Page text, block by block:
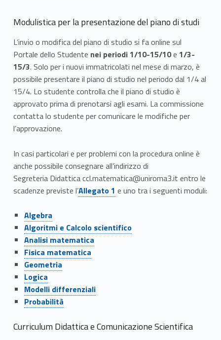
I
s
c
r
i
t
t
i
a
a
.
2
0
2
4
Modulistica per la presentazione del piano di studi
L’invio o modifica del piano di studio si fa online sul
Portale dello Studente nei periodi1/10-15/10e 1/3-
15/3. Solo per i nuovi immatricolati nel mese di marzo, è
possibile presentare il piano di studio nel periodo dal 1/4 al
15/4. Lo studente controlla che il piano di studio è
approvato prima di prenotarsi agli esami. La commissione
contatta lo studente per comunicare le modifiche per
l’approvazione.
In casi particolari e per problemi con la procedura online è
anche possibile consegnare all’indirizzo di
Segreteria Didattica ccl.matematica@uniroma3.it entro le
scadenze previste l’Link identifier #identifier__141877-1
Allegato 1 e uno tra i seguenti moduli:
Link identifier #identifier__67130-1
Algebra
Link identifier #identifier__132429-2
Algoritmi e Calcolo scientifico
Link identifier #identifier__187582-3
Analisi matematica
Link identifier #identifier__14959-4
Fisica matematica
Link identifier #identifier__41527-5
Geometria
Link identifier #identifier__184620-6
Logica
Link identifier #identifier__18457-7
Modelli differenziali
Link identifier #identifier__59054-8
Probabilità
AlgebraLink identifier #identifier__162172-2
Link identifier #identifier__117909-3
Link identifier #identifier__114669-3
Link identifier #identifier__9586-4
Link identifier #identifier__17
Link identifier #identifier__185161-
Curriculum Didattica e Comunicazione Scientifica